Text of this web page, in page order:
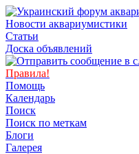
Новости аквариумистики
Статьи
Доска объявлений
Правила!
Помощь
Календарь
Поиск
Поиск по меткам
Блоги
Галерея